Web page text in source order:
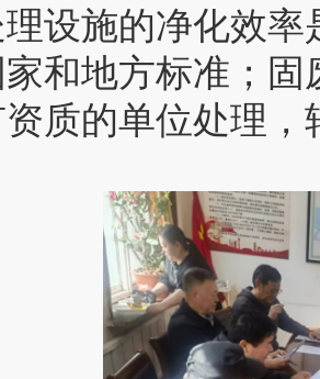
理设施的净化效
和地方标准；
质的单位处理